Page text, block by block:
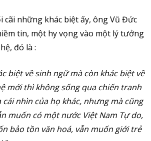
cãi những khác biệt ấy, ông Vũ Đức
tin, một hy vọng vào một lý tưởng
đó là :
biệt về sinh ngữ mà còn khác biệt về
mới thì không sống qua chiến tranh
cái nhìn của họ khác, nhưng mà cũng
muốn có một nước Việt Nam Tự do,
bảo tồn văn hoá, vẫn muốn giới trẻ